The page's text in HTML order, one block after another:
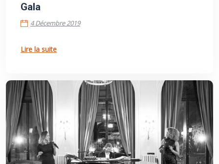
Gala
4 Décembre 2019
Lire la suite